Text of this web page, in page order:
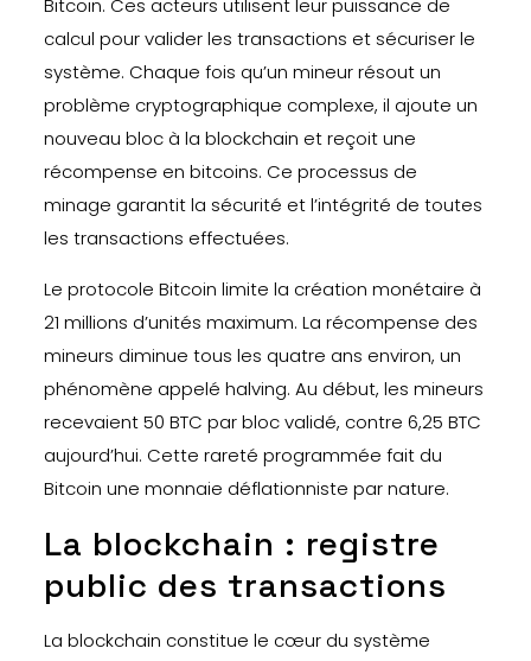
Bitcoin. Ces acteurs utilisent leur puissance de
calcul pour valider les transactions et sécuriser le
système. Chaque fois qu’un mineur résout un
problème cryptographique complexe, il ajoute un
nouveau bloc à la blockchain et reçoit une
récompense en bitcoins. Ce processus de
minage garantit la sécurité et l’intégrité de toutes
les transactions effectuées.
Le protocole Bitcoin limite la création monétaire à
21 millions d’unités maximum. La récompense des
mineurs diminue tous les quatre ans environ, un
phénomène appelé halving. Au début, les mineurs
recevaient 50 BTC par bloc validé, contre 6,25 BTC
aujourd’hui. Cette rareté programmée fait du
Bitcoin une monnaie déflationniste par nature.
La blockchain : registre
public des transactions
La blockchain constitue le cœur du système